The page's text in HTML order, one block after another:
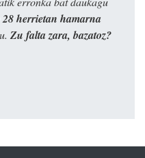
herrietan hamarna
Zu falta zara, bazatoz?